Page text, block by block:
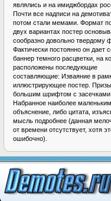
являлись и на имиджбордах
Почти все надписи на
потом стали мемами. Формат
двух вариантах постер
сообразно довольно твердому
Фактически постоянно он дает
баннер темного расцветки, на
расположены последующие
составляющие: Изваяние в
иллюстрирующее постер.
большим шрифтом с засечками.
Набранное наиболее
объяснение, либо цитата,
мысль подробнее (данная
от времени отсутствует, хотя
ошибочно).